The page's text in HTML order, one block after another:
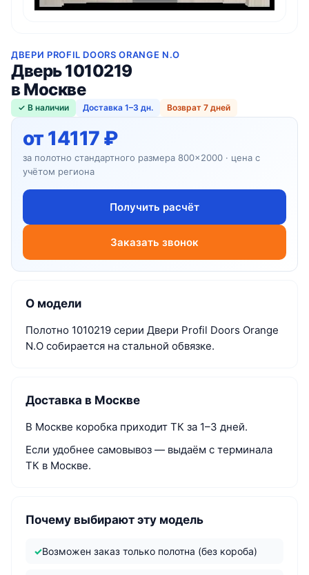
ДВЕРИ PROFIL DOORS ORANGE N.O
Дверь 1010219
в Москве
✓ В наличии Доставка 1–3 дн. Возврат 7 дней
от 14117 ₽
за полотно стандартного размера 800×2000 · цена с
учётом региона
Получить расчёт
Заказать звонок
О модели
Полотно 1010219 серии Двери Profil Doors Orange
N.O собирается на стальной обвязке.
Доставка в Москве
В Москве коробка приходит ТК за 1–3 дней.
Если удобнее самовывоз — выдаём с терминала
ТК в Москве.
Почему выбирают эту модель
Возможен заказ только полотна (без короба)